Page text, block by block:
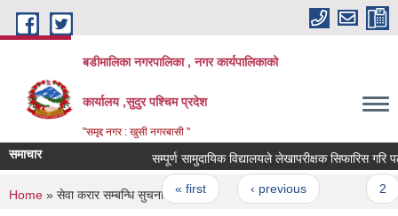
Skip to main content
बडीमालिका नगरपालिका , नगर कार्यपालिकाको
कार्यालय ,सुदुर पश्चिम प्रदेश
"समृद्द नगर : खुसी नगरबासी "
समाचार सम्पूर्ण सामुदायिक विद्यालयले लेखापरीक्षक सिफारिस गरि
Pages
« first ‹ previous
You are here
Home » सेवा करार सम्बन्धि सुचना